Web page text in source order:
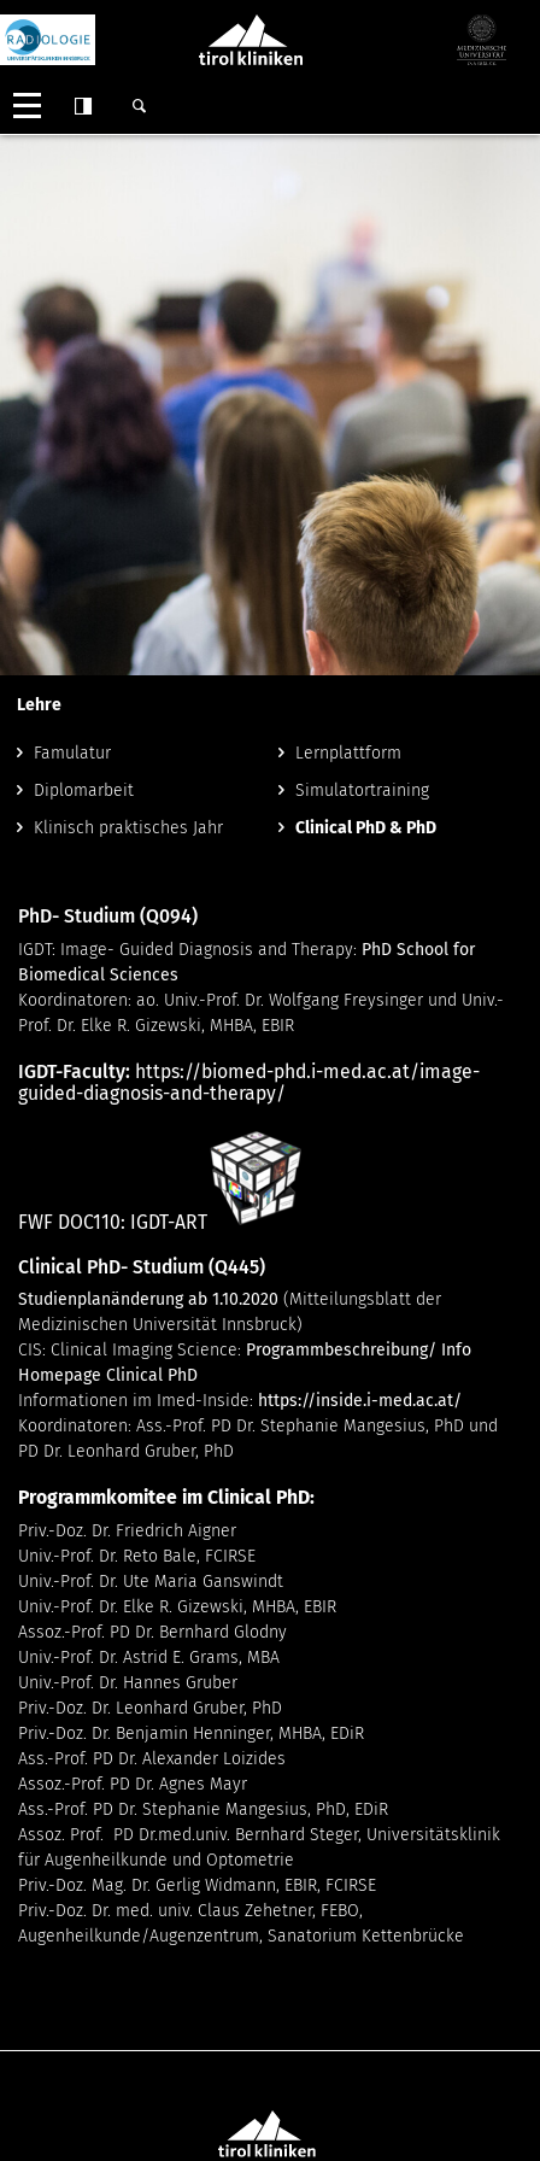
Lehre
Famulatur
Diplomarbeit
Klinisch praktisches Jahr
Lernplattform
Simulatortraining
Clinical PhD & PhD
PhD- Studium (Q094)
IGDT: Image- Guided Diagnosis and Therapy: PhD School for
Biomedical Sciences
Koordinatoren: ao. Univ.-Prof. Dr. Wolfgang Freysinger und Univ.-
Prof. Dr. Elke R. Gizewski, MHBA, EBIR
IGDT-Faculty: https://biomed-phd.i-med.ac.at/image-
guided-diagnosis-and-therapy/
FWF DOC110: IGDT-ART
Clinical PhD- Studium (Q445)
Studienplanänderung ab 1.10.2020 (Mitteilungsblatt der
Medizinischen Universität Innsbruck)
CIS: Clinical Imaging Science: Programmbeschreibung/ Info
Homepage Clinical PhD
Informationen im Imed-Inside: https://inside.i-med.ac.at/
Koordinatoren: Ass.-Prof. PD Dr. Stephanie Mangesius, PhD und
PD Dr. Leonhard Gruber, PhD
Programmkomitee im Clinical PhD:
Priv.-Doz. Dr. Friedrich Aigner
Univ.-Prof. Dr. Reto Bale, FCIRSE
Univ.-Prof. Dr. Ute Maria Ganswindt
Univ.-Prof. Dr. Elke R. Gizewski, MHBA, EBIR
Assoz.-Prof. PD Dr. Bernhard Glodny
Univ.-Prof. Dr. Astrid E. Grams, MBA
Univ.-Prof. Dr. Hannes Gruber
Priv.-Doz. Dr. Leonhard Gruber, PhD
Priv.-Doz. Dr. Benjamin Henninger, MHBA, EDiR
Ass.-Prof. PD Dr. Alexander Loizides
Assoz.-Prof. PD Dr. Agnes Mayr
Ass.-Prof. PD Dr. Stephanie Mangesius, PhD, EDiR
Assoz. Prof. PD Dr.med.univ. Bernhard Steger, Universitätsklinik
für Augenheilkunde und Optometrie
Priv.-Doz. Mag. Dr. Gerlig Widmann, EBIR, FCIRSE
Priv.-Doz. Dr. med. univ. Claus Zehetner, FEBO,
Augenheilkunde/Augenzentrum, Sanatorium Kettenbrücke